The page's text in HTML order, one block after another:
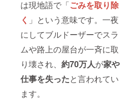
は現地語で「ごみを取り除
く 」という意味です。一夜
にしてブルドーザーでスラ
ムや路上の屋台が一斉に取
り壊され、 約70万人が家や
仕事を失ったと言われてい
ます。